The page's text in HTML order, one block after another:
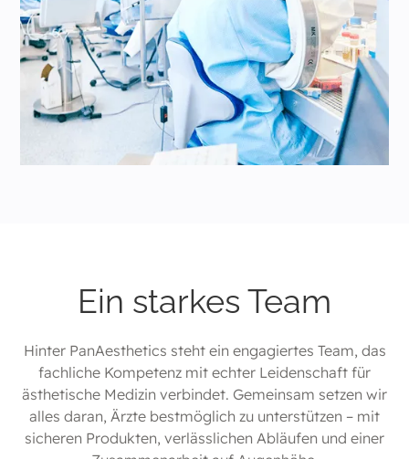
Ein starkes Team
Hinter PanAesthetics steht ein engagiertes Team, das
fachliche Kompetenz mit echter Leidenschaft für
ästhetische Medizin verbindet. Gemeinsam setzen wir
alles daran, Ärzte bestmöglich zu unterstützen – mit
sicheren Produkten, verlässlichen Abläufen und einer